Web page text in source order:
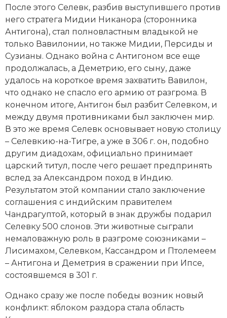
После этого Селевк, разбив выступившего против
него стратега Мидии Никанора (сторонника
Антигона), стал полновластным владыкой не
только Вавилонии, но также Мидии, Персиды и
Сузианы. Однако война с Антигоном все еще
продолжалась, а Деметрию, его сыну, даже
удалось на короткое время захватить Вавилон,
что однако не спасло его армию от разгрома. В
конечном итоге, Антигон был разбит Селевком, и
между двумя противниками был заключен мир.
В это же время Селевк основывает новую столицу
– Селевкию-на-Тигре, а уже в 306 г. он, подобно
другим диадохам, официально принимает
царский титул, после чего решает предпринять
вслед за Александром поход в Индию.
Результатом этой компании стало заключение
соглашения с индийским правителем
Чандрагуптой, который в знак дружбы подарил
Селевку 500 слонов. Эти животные сыграли
немаловажную роль в разгроме союзниками –
Лисимахом, Селевком, Кассандром и Птолемеем
– Антигона и Деметрия в сражении при Ипсе,
состоявшемся в 301 г.
Однако сразу же после победы возник новый
конфликт: яблоком раздора стала область